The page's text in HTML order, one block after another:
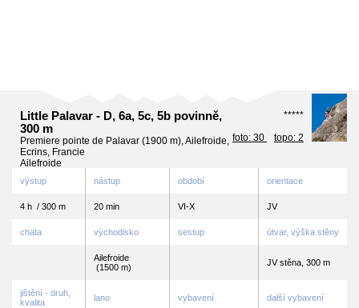
*****
foto: 30
topo: 2
Little Palavar - D, 6a, 5c, 5b povinně,
300 m
Premiere pointe de Palavar (1900 m), Ailefroide,
Ecrins, Francie
Ailefroide
výstup nástup období orientace
4 h / 300 m 20 min VI-X JV
chata východisko sestup útvar, výška stěny
Ailefroide
(1500 m)
JV stěna, 300 m
jištění - druh,
kvalita
lano vybavení další vybavení